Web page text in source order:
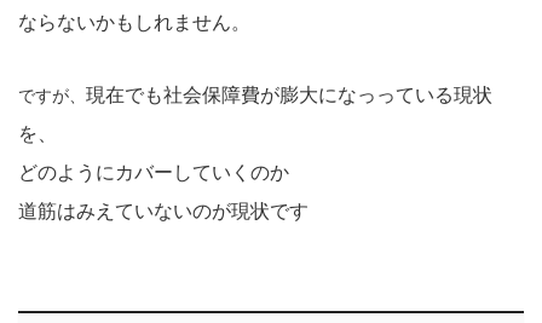
ならないかもしれません。
ですが、 現在でも社会保障費が膨大になっっている現状
を、
どのようにカバーしていくのか
道筋はみえていないのが現状です